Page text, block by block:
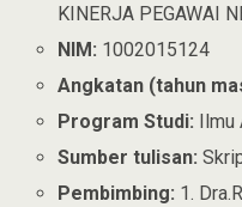
KINERJA PEGAWAI
NIM: 1002015124
Angkatan (tahun
Program Studi: Ilmu
Sumber tulisan:
Pembimbing: 1.